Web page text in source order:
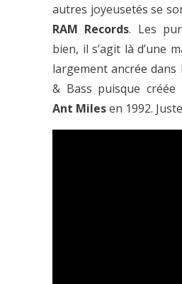
autres joyeusetés se
RAM Records. Les
bien, il s’agit là d’une
largement ancrée
& Bass puisque créée
Ant Milesen 1992.